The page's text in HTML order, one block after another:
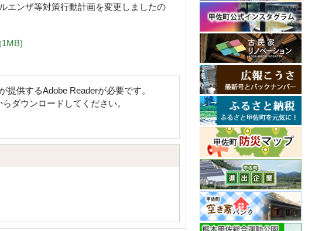
エンザ等対策行動計画を変更しましたの
供するAdobe Readerが必要です。
ダウンロードしてください。